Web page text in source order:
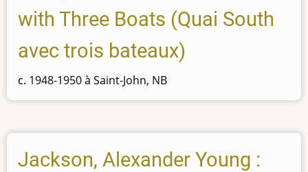
with Three Boats (Quai South
avec trois bateaux)
c. 1948-1950 à Saint-John, NB
Jackson, Alexander Young :